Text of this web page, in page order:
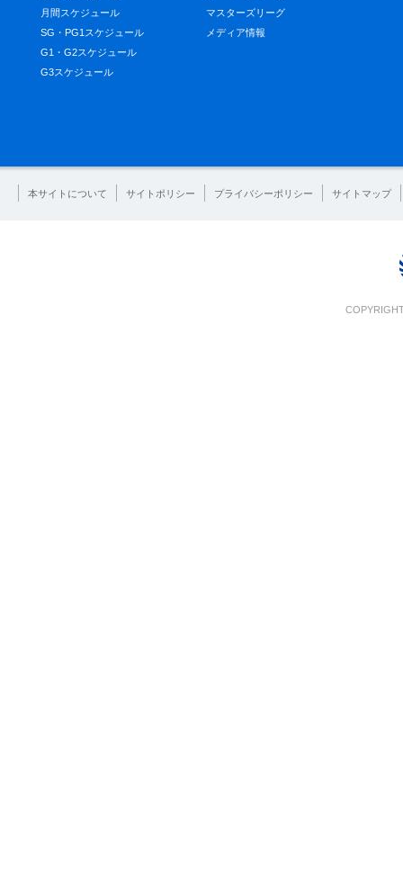
月間スケジュール
SG・PG1スケジュール
G1・G2スケジュール
G3スケジュール
マスターズリーグ
メディア情報
本サイトについて サイトポリシー プライバシーポリシー サイトマップ